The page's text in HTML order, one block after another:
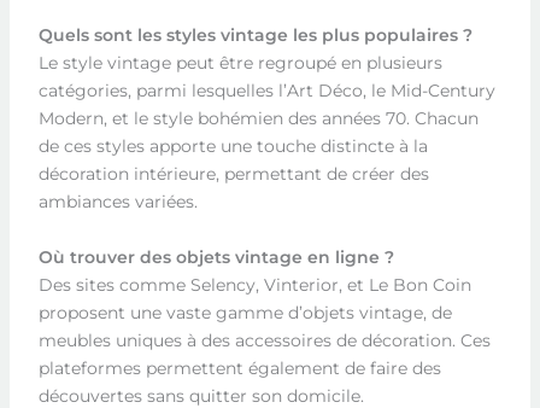
Quels sont les styles vintage les plus populaires ?
Le style vintage peut être regroupé en plusieurs
catégories, parmi lesquelles l’Art Déco, le Mid-Century
Modern, et le style bohémien des années 70. Chacun
de ces styles apporte une touche distincte à la
décoration intérieure, permettant de créer des
ambiances variées.
Où trouver des objets vintage en ligne ?
Des sites comme Selency, Vinterior, et Le Bon Coin
proposent une vaste gamme d’objets vintage, de
meubles uniques à des accessoires de décoration. Ces
plateformes permettent également de faire des
découvertes sans quitter son domicile.